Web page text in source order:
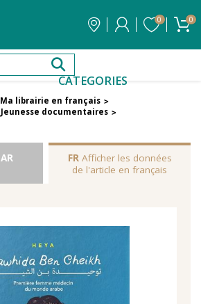
0 0
CATEGORIES
Ma librairie en français >
Jeunesse documentaires >
AR FRAfficher les données
de l'article en français